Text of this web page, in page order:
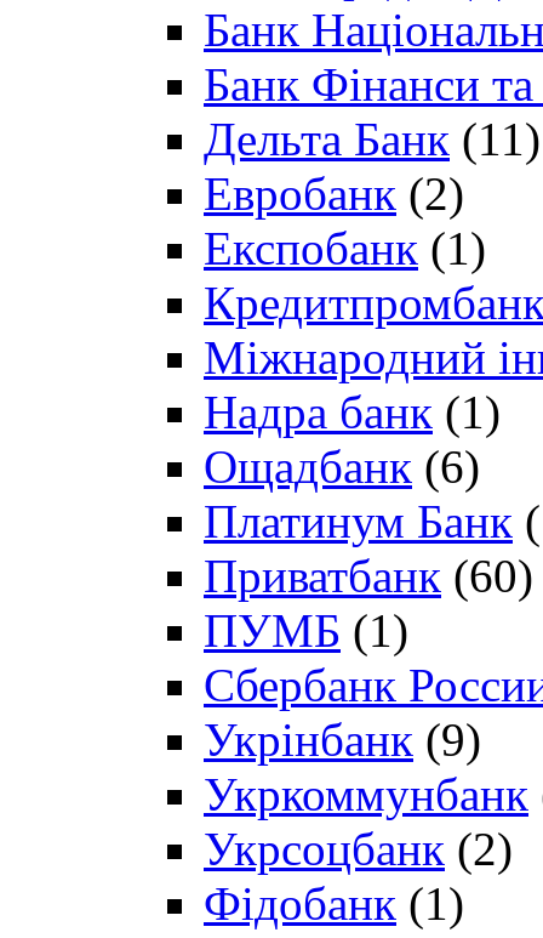
Банк
Банк Фінанси
Дельта Банк (11)
Евробанк (2)
Експобанк (1)
Міжнародний
Надра банк (1)
Ощадбанк (6)
Платинум Банк
Приватбанк (60)
ПУМБ (1)
Сбербанк
Укрінбанк (9)
Укркоммунбанк
Укрсоцбанк (2)
Фідобанк (1)